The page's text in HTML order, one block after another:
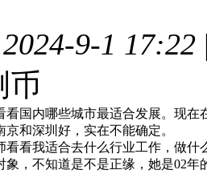
9-1 17:22
币
看国内哪些城市最适合发展。现
和深圳好，实在不能确定。
看看我适合去什么行业工作，做什
象，不知道是不是正缘，她是02